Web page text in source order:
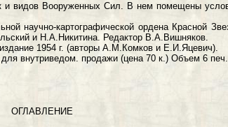
Вооруженных Сил. В нем помещены
картографической ордена Красной
и Н.А.Никитина. Редактор В.А.Вишняков.
1954 г. (авторы А.М.Комков и Е.И.Яцевич).
продажи (цена 70 к.) Объем 6 печ.
ОГЛАВЛЕНИЕ